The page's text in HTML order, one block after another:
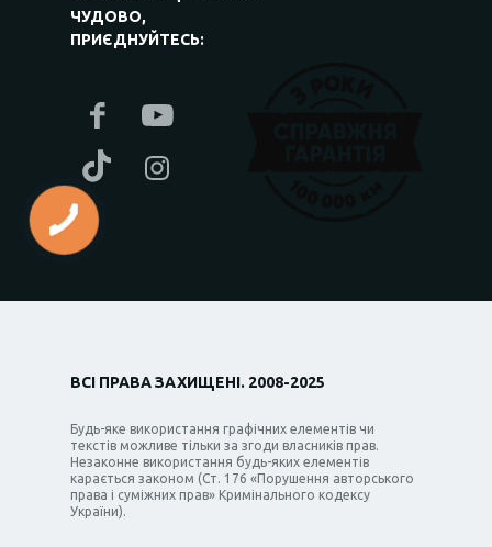
ЧУДОВО,
ПРИЄДНУЙТЕСЬ:
ВСІ ПРАВА ЗАХИЩЕНІ. 2008-2025
Будь-яке використання графічних елементів чи
текстів можливе тільки за згоди власників прав.
Незаконне використання будь-яких елементів
карається законом (Ст. 176 «Порушення авторського
права і суміжних прав» Кримінального кодексу
України).